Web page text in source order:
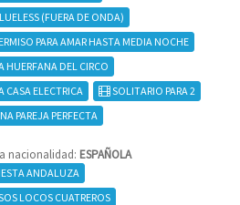
(FUERA DE ONDA)
PARA AMAR HASTA MEDIA NOCHE
HUERFANA DEL CIRCO
CASA ELECTRICA
SOLITARIO PARA 2
PAREJA PERFECTA
nacionalidad: ESPAÑOLA
ANDALUZA
LOCOS CUATREROS